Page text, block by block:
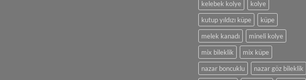
kelebek kolye
kolye
kutup yıldızı küpe
küpe
melek kanadı
mineli kolye
mix bileklik
mix küpe
nazar boncuklu
nazar göz bileklik